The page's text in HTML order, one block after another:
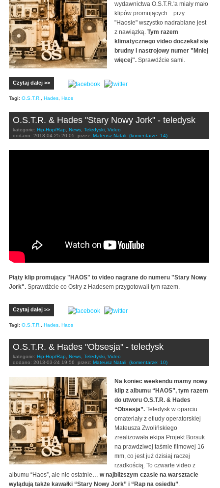
wydawnictwa O.S.T.R.'a miały mało
klipów promujących... przy
"Haosie" wszystko nadrabiane jest
z nawiązką. Tym razem
klimatycznego video doczekał się
brudny i nastrojowy numer "Mniej
więcej". Sprawdźcie sami.
Czytaj dalej >>
Tagi: O.S.T.R., Hades, Haos
O.S.T.R. & Hades "Stary Nowy Jork" - teledysk
kategorie: Hip-Hop/Rap, News, Teledyski, Video
dodano: 2013-04-25 20:05 przez: Mateusz Natali (komentarze: 14)
Piąty klip promujący "HAOS" to video nagrane do numeru "Stary Nowy
Jork". Sprawdźcie co Ostry z Hadesem przygotowali tym razem.
Czytaj dalej >>
Tagi: O.S.T.R. Hades Haos
O.S.T.R. & Hades "Obsesja" - teledysk
kategorie: Hip-Hop/Rap News Teledyski Video
dodano: 2013-03-24 19:56 przez: Mateusz Natali (komentarze: 10)
Na koniec weekendu mamy nowy
klip z albumu “HAOS”, tym razem
do utworu O.S.T.R. & Hades
“Obsesja”. Teledysk w oparciu
omateriały z etiudy operatorskiej
Mateusza Zwolińskiego
zrealizowała ekipa Projekt Borsuk
na prawdziwej taśmie filmowej 16
mm, co jest już dzisiaj raczej
rzadkością. To czwarte video z
albumu “Haos”, ale nie ostatnie… w najbliższym czasie na warsztacie
wylądują także kawałki “Stary Nowy Jork” i “Rap na osiedlu”